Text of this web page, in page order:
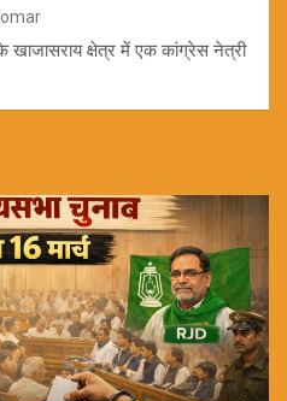
क्षेत्र में एक कांग्रेस नेत्री